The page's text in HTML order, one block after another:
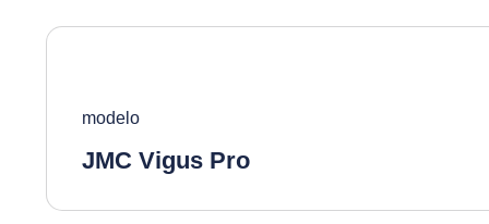
modelo
JMC Vigus Pro